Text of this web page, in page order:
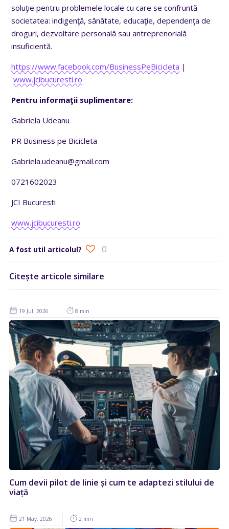
soluţie pentru problemele locale cu care se confruntă
societatea: indigenţă, sănătate, educaţie, dependenţa de
droguri, dezvoltare personală sau antreprenorială
insuficientă.
https://www.facebook.com/BusinessPeBicicleta |
www.jcibucuresti.ro
Pentru informaţii suplimentare:
Gabriela Udeanu
PR Business pe Bicicleta
Gabriela.udeanu@gmail.com
0721602023
JCI Bucuresti
www.jcibucuresti.ro
A fost util articolul? 0
Citește articole similare
19 Jul. 2026 8 min
Cum devii pilot de linie și cum te adaptezi stilului de
viață
21 May. 2026 2 min